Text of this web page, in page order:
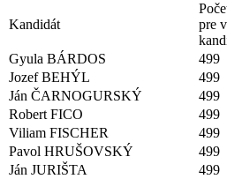
Kandidát
pre
Gyula BÁRDOS
499
Jozef BEHÝL
499
Ján ČARNOGURSKÝ
499
Robert FICO
499
Viliam FISCHER
499
Pavol HRUŠOVSKÝ
499
Ján JURIŠTA
499